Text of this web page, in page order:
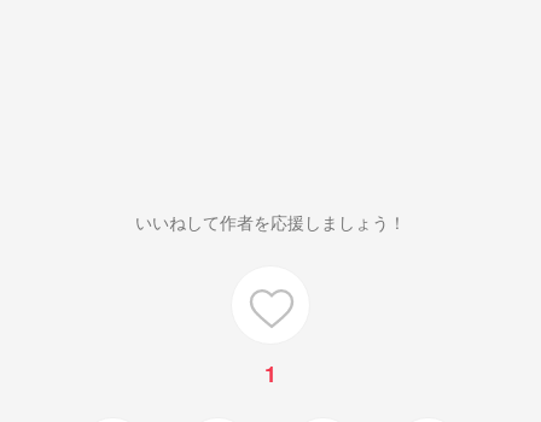
いいねして作者を応援しましょう！
1